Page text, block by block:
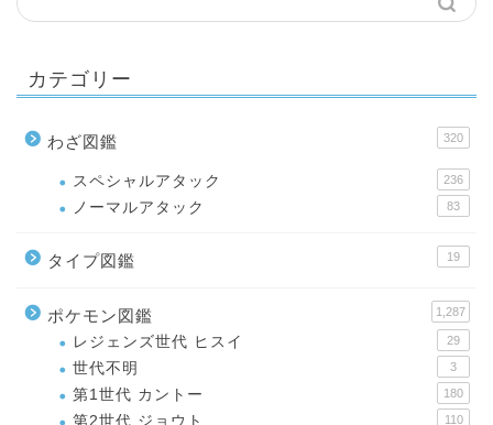
カテゴリー
わざ図鑑 320
スペシャルアタック 236
ノーマルアタック 83
タイプ図鑑 19
ポケモン図鑑 1,287
レジェンズ世代 ヒスイ 29
世代不明 3
第1世代 カントー 180
第2世代 ジョウト 110